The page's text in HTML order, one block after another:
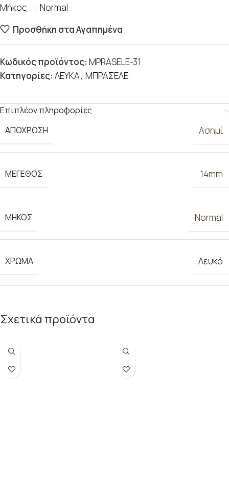
Μήκος : Normal
Προσθήκη στα Αγαπημένα
Κωδικός προϊόντος: MPRASELE-31
Κατηγορίες: ΛΕΥΚΑ, ΜΠΡΑΣΕΛΕ
Επιπλέον πληροφορίες
ΑΠΟΧΡΩΣΗ
Ασημί
ΜΕΓΕΘΟΣ 14mm
ΜΗΚΟΣ Normal
ΧΡΩΜΑ Λευκό
Σχετικά προϊόντα